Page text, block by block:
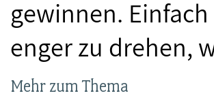
gewinnen.
enger zu drehen,
Mehr zum Thema